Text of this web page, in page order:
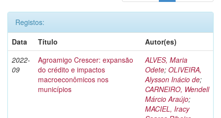
Registos:
Data
Título
Autor(es)
2022-
09
Agroamigo Crescer: expansão
do crédito e impactos
macroeconômicos nos
municípios
ALVES, Maria
Odete; OLIVEIRA,
Alysson Inácio de;
CARNEIRO, Wendell
Márcio Araújo;
MACIEL, Iracy